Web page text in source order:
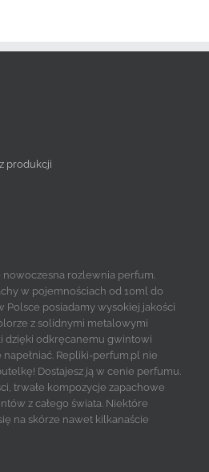
produkcji
rozlewnia perfum.
w pojemnościach od 10ml do
Polsce posiadamy wysokiej jakości
z solidnymi metalowymi
dzięki odkręcanemu gwintowi
Repliki-perfum.pl nie
Dostajesz ją w cenie perfumu.
trwałe kompozycje zapachowe
z całego świata. Niektóre
na skórze nawet kilkanaście